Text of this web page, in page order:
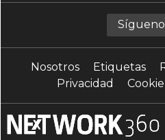
Nosotros Etiquetas
Privacidad
Cookie